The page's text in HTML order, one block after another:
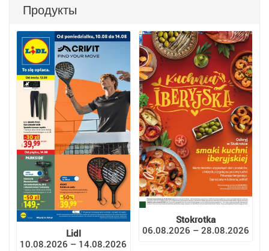
Продукты
Lidl
10.08.2026 – 14.08.2026
Stokrotka
06.08.2026 – 28.08.2026